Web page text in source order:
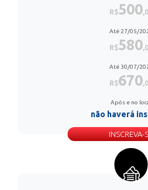
R$500
Até 27/05/
R$580
Até 30/07/
R$670
Após e no
não haverá
INSCREVA-